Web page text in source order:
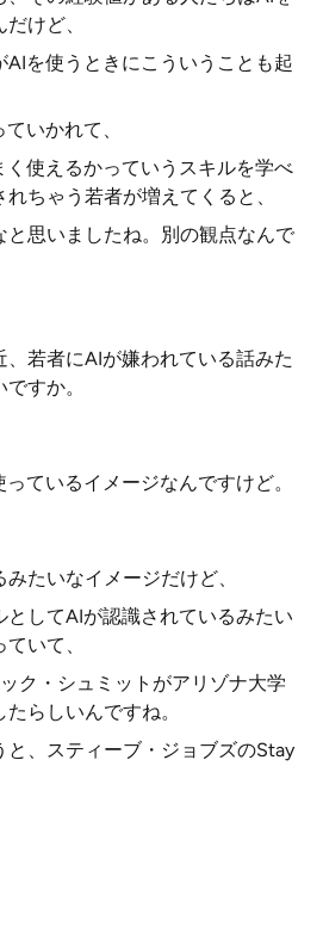
けど、
AIを使うときにこういうことも起
いかれて、
使えるかっていうスキルを学べ
ちゃう若者が増えてくると、
と思いましたね。別の観点なんで
若者にAIが嫌われている話みた
すか。
ているイメージなんですけど。
たいなイメージだけど、
してAIが認識されているみたい
いて、
ク・シュミットがアリゾナ大学
らしいんですね。
と、スティーブ・ジョブズのStay